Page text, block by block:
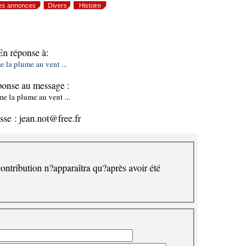
annonces Divers Histoire
réponse à:
la plume au vent ...
au message :
la plume au vent ...
: jean.not@free.fr
n?apparaîtra qu?après avoir été